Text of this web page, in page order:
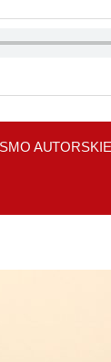
AUTORSKIE